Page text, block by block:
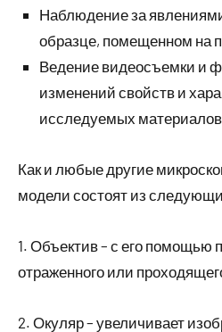
Наблюдение за
образце, помещенном на
Ведение видеосъемки и
изменений свойств и
исследуемых
Как и любые другие
модели состоят из
1. Объектив – с его помощью
отраженного или
2. Окуляр – увеличивает